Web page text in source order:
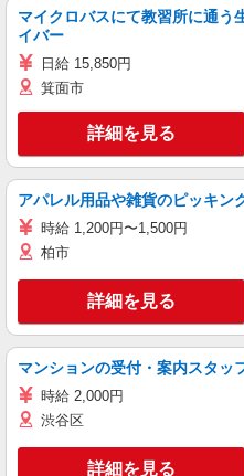
マイクロバスにて教習所に通う
イバー
日給 15,850円
箕面市
詳細を見る
アパレル用品や雑貨のピッキン
時給 1,200円〜1,500円
柏市
詳細を見る
マンションの受付・案内スタッ
時給 2,000円
渋谷区
詳細を見る